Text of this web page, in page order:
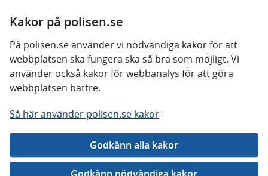
Kakor på polisen.se
På polisen.se använder vi nödvändiga kakor för att
webbplatsen ska fungera ska så bra som möjligt. Vi
använder också kakor för webbanalys för att göra
webbplatsen bättre.
Så här använder polisen.se kakor